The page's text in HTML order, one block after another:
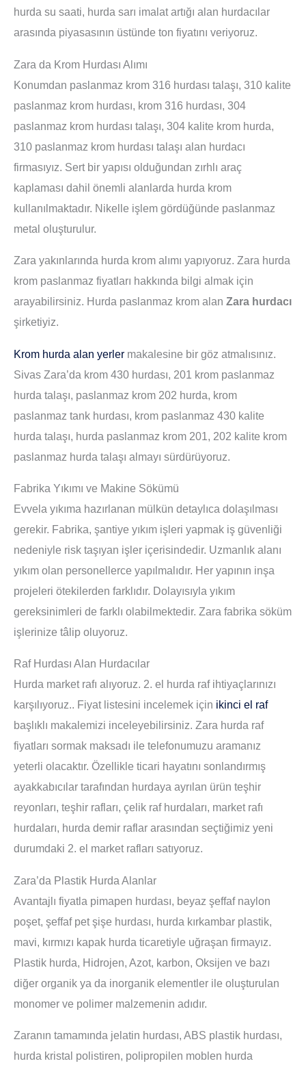
hurda su saati, hurda sarı imalat artığı alan hurdacılar
arasında piyasasının üstünde ton fiyatını veriyoruz.
Zara da Krom Hurdası Alımı
Konumdan paslanmaz krom 316 hurdası talaşı, 310 kalite
paslanmaz krom hurdası, krom 316 hurdası, 304
paslanmaz krom hurdası talaşı, 304 kalite krom hurda,
310 paslanmaz krom hurdası talaşı alan hurdacı
firmasıyız. Sert bir yapısı olduğundan zırhlı araç
kaplaması dahil önemli alanlarda hurda krom
kullanılmaktadır. Nikelle işlem gördüğünde paslanmaz
metal oluşturulur.
Zara yakınlarında hurda krom alımı yapıyoruz. Zara hurda
krom paslanmaz fiyatları hakkında bilgi almak için
arayabilirsiniz. Hurda paslanmaz krom alan Zara hurdacı
şirketiyiz.
Krom hurda alan yerler makalesine bir göz atmalısınız.
Sivas Zara’da krom 430 hurdası, 201 krom paslanmaz
hurda talaşı, paslanmaz krom 202 hurda, krom
paslanmaz tank hurdası, krom paslanmaz 430 kalite
hurda talaşı, hurda paslanmaz krom 201, 202 kalite krom
paslanmaz hurda talaşı almayı sürdürüyoruz.
Fabrika Yıkımı ve Makine Sökümü
Evvela yıkıma hazırlanan mülkün detaylıca dolaşılması
gerekir. Fabrika, şantiye yıkım işleri yapmak iş güvenliği
nedeniyle risk taşıyan işler içerisindedir. Uzmanlık alanı
yıkım olan personellerce yapılmalıdır. Her yapının inşa
projeleri ötekilerden farklıdır. Dolayısıyla yıkım
gereksinimleri de farklı olabilmektedir. Zara fabrika söküm
işlerinize tâlip oluyoruz.
Raf Hurdası Alan Hurdacılar
Hurda market rafı alıyoruz. 2. el hurda raf ihtiyaçlarınızı
karşılıyoruz.. Fiyat listesini incelemek için ikinci el raf
başlıklı makalemizi inceleyebilirsiniz. Zara hurda raf
fiyatları sormak maksadı ile telefonumuzu aramanız
yeterli olacaktır. Özellikle ticari hayatını sonlandırmış
ayakkabıcılar tarafından hurdaya ayrılan ürün teşhir
reyonları, teşhir rafları, çelik raf hurdaları, market rafı
hurdaları, hurda demir raflar arasından seçtiğimiz yeni
durumdaki 2. el market rafları satıyoruz.
Zara’da Plastik Hurda Alanlar
Avantajlı fiyatla pimapen hurdası, beyaz şeffaf naylon
poşet, şeffaf pet şişe hurdası, hurda kırkambar plastik,
mavi, kırmızı kapak hurda ticaretiyle uğraşan firmayız.
Plastik hurda, Hidrojen, Azot, karbon, Oksijen ve bazı
diğer organik ya da inorganik elementler ile oluşturulan
monomer ve polimer malzemenin adıdır.
Zaranın tamamında jelatin hurdası, ABS plastik hurdası,
hurda kristal polistiren, polipropilen moblen hurda